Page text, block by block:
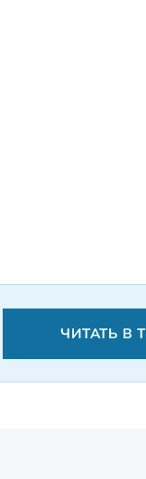
ЧИТАТЬ В